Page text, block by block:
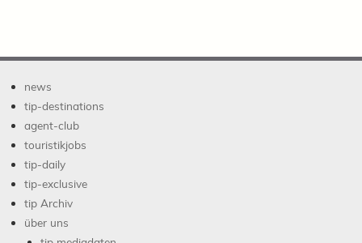
news
tip-destinations
agent-club
touristikjobs
tip-daily
tip-exclusive
tip Archiv
über uns